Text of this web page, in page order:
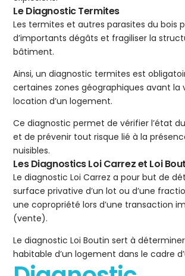
Le Diagnostic Termites
Les termites et autres parasites du bois
d’importants dégâts et fragiliser la
bâtiment.
Ainsi, un diagnostic termites est
certaines zones géographiques avant la
location d’un logement.
Ce diagnostic permet de vérifier l’état
et de prévenir tout risque lié à la
nuisibles.
Les Diagnostics Loi Carrez et Loi
Le diagnostic Loi Carrez a pour but de
surface privative d’un lot ou d’une
une copropriété lors d’une transaction
(vente).
Le diagnostic Loi Boutin sert à
habitable d’un logement dans le cadre